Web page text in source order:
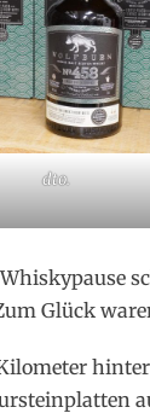
dto.
Glück